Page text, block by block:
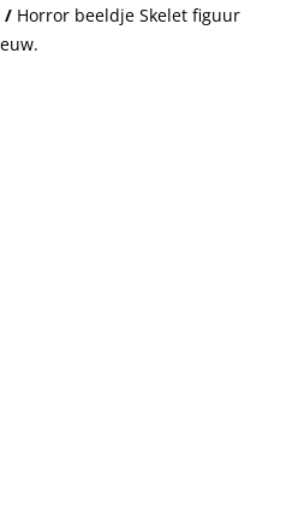
/ Horror beeldje Skelet figuur